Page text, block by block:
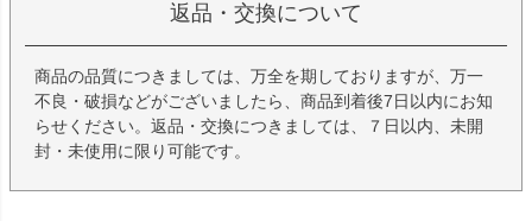
返品・交換について
商品の品質につきましては、万全を期しておりますが、万一
不良・破損などがございましたら、商品到着後7日以内にお知
らせください。返品・交換につきましては、７日以内、未開
封・未使用に限り可能です。